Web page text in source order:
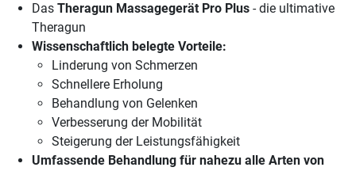
Das Theragun Massagegerät Pro Plus - die ultimative
Theragun
Wissenschaftlich belegte Vorteile:
Linderung von Schmerzen
Schnellere Erholung
Behandlung von Gelenken
Verbesserung der Mobilität
Steigerung der Leistungsfähigkeit
Umfassende Behandlung für nahezu alle Arten von